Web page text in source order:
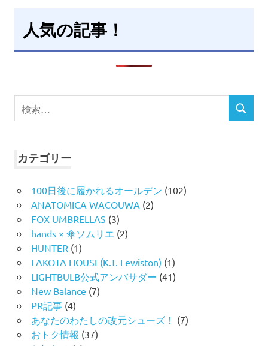
人気の記事！
検
索
検
カテゴリー
100日後に履かれるオールデン (102)
ANATOMICA WACOUWA (2)
FOX UMBRELLAS (3)
hands × 傘ソムリエ (2)
HUNTER (1)
LAKOTA HOUSE(K.T. Lewiston) (1)
LIGHTBULB公式アンバサダー (41)
New Balance (7)
PR記事(4)
あなたのわたしの改元シューズ！ (7)
おトク情報 (37)